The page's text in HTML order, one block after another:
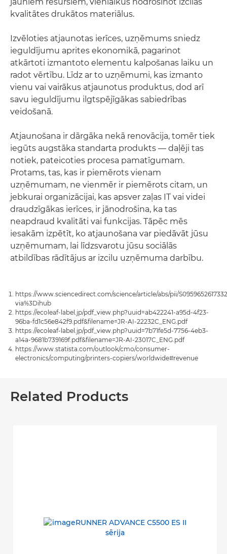
kvalitātes drukātos materiālus.
Izvēloties atjaunotas ierīces, uzņēmums sniedz
ieguldījumu aprites ekonomikā, pagarinot
atkārtoti izmantoto elementu kalpošanas laiku un
radot vērtību. Līdz ar to uzņēmumi, kas izmanto
vienu vai vairākus atjaunotus produktus, dod arī
savu ieguldījumu ilgtspējīgākas sabiedrības
veidošanā.
Atjaunošana ir dārgāka nekā renovācija, tomēr tiek
iegūts augstāka standarta produkts — daļēji tas
notiek, pateicoties procesa pamatīgumam.
Protams, tas, kas ir piemērots vienam
uzņēmumam, ne vienmēr ir piemērots citam, un
jebkurai organizācijai, kas apsver zaļas IT vai videi
draudzīgākas ierīces, ir jānodrošina, ka tas
neapdraud kvalitāti vai funkcijas. Tāpēc mēs
iesakām izpētīt, ko atjaunošana var piedāvāt jūsu
uzņēmumam, lai līdzsvarotu jūsu sociālās
atbildības rādītājus ar izcilu uzņēmuma darbību.
https://www.sciencedirect.com/science/article/abs/pii/
via%3Dihub
https://ecoleaf-label.jp/pdf_view.php?uuid=ab422241-a95d-4f23-
96ba-fd1c56e842f9.pdf&filename=JR-AI-22232C_ENG.pdf
https://ecoleaf-label.jp/pdf_view.php?uuid=7b71fe5d-7756-4eb3-
a14a-9681b739169f.pdf&filename=JR-AI-23017C_ENG.pdf
https://www.statista.com/outlook/cmo/consumer-
electronics/computing/printers-copiers/worldwide#revenue
Related Products